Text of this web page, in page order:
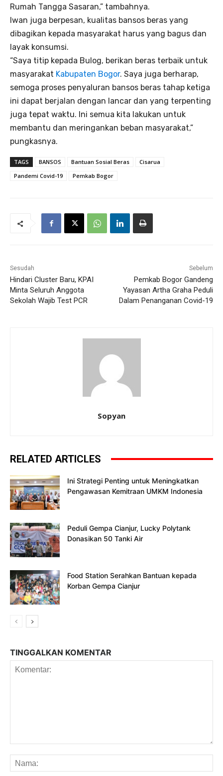
Rumah Tangga Sasaran,” tambahnya.
Iwan juga berpesan, kualitas bansos beras yang
dibagikan kepada masyarakat harus yang bagus dan
layak konsumsi.
“Saya titip kepada Bulog, berikan beras terbaik untuk
masyarakat Kabupaten Bogor. Saya juga berharap,
semoga proses penyaluran bansos beras tahap ketiga
ini dapat berjalan dengan lancar dan yang terpenting
juga tepat waktu. Ini semua kita lakukan untuk
membantu dan meringankan beban masyarakat,”
pungkasnya.
TAGS BANSOS Bantuan Sosial Beras
Cisarua
Pandemi Covid-19
Pemkab Bogor
Sesudah
Hindari Cluster Baru, KPAI
Minta Seluruh Anggota
Sekolah Wajib Test PCR
Sebelum
Pemkab Bogor Gandeng
Yayasan Artha Graha Peduli
Dalam Penanganan Covid-19
Sopyan
RELATED ARTICLES
Ini Strategi Penting untuk Meningkatkan
Pengawasan Kemitraan UMKM Indonesia
Peduli Gempa Cianjur, Lucky Polytank
Donasikan 50 Tanki Air
Food Station Serahkan Bantuan kepada
Korban Gempa Cianjur
TINGGALKAN KOMENTAR